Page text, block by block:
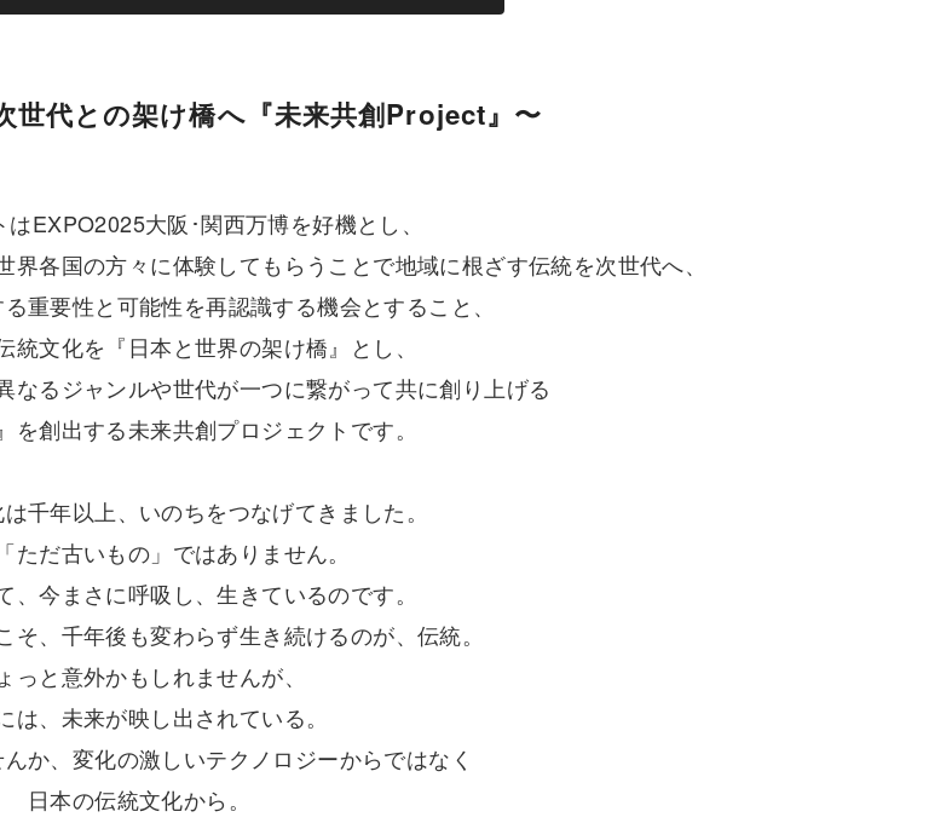
世代との架け橋へ『未来共創Project』〜
EXPO2025大阪･関西万博を好機とし、
各国の方々に体験してもらうことで地域に根ざす伝統を次世代へ、
重要性と可能性を再認識する機会とすること、
統文化を『日本と世界の架け橋』とし、
なるジャンルや世代が一つに繋がって共に創り上げる
を創出する未来共創プロジェクトです。
千年以上、いのちをつなげてきました。
ただ古いもの」ではありません。
、今まさに呼吸し、生きているのです。
そ、千年後も変わらず生き続けるのが、伝統。
っと意外かもしれませんが、
は、未来が映し出されている。
か、変化の激しいテクノロジーからではなく
日本の伝統文化から。